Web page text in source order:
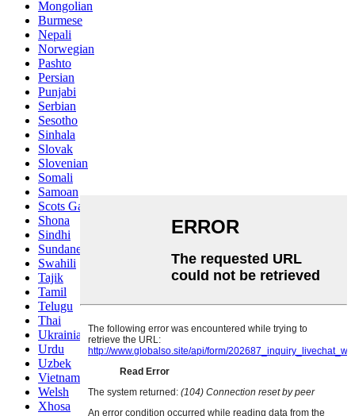
Mongolian
Burmese
Nepali
Norwegian
Pashto
Persian
Punjabi
Serbian
Sesotho
Sinhala
Slovak
Slovenian
Somali
Samoan
Scots Gaelic
Shona
Sindhi
Sundanese
Swahili
Tajik
Tamil
Telugu
Thai
Ukrainian
Urdu
Uzbek
Vietnamese
Welsh
Xhosa